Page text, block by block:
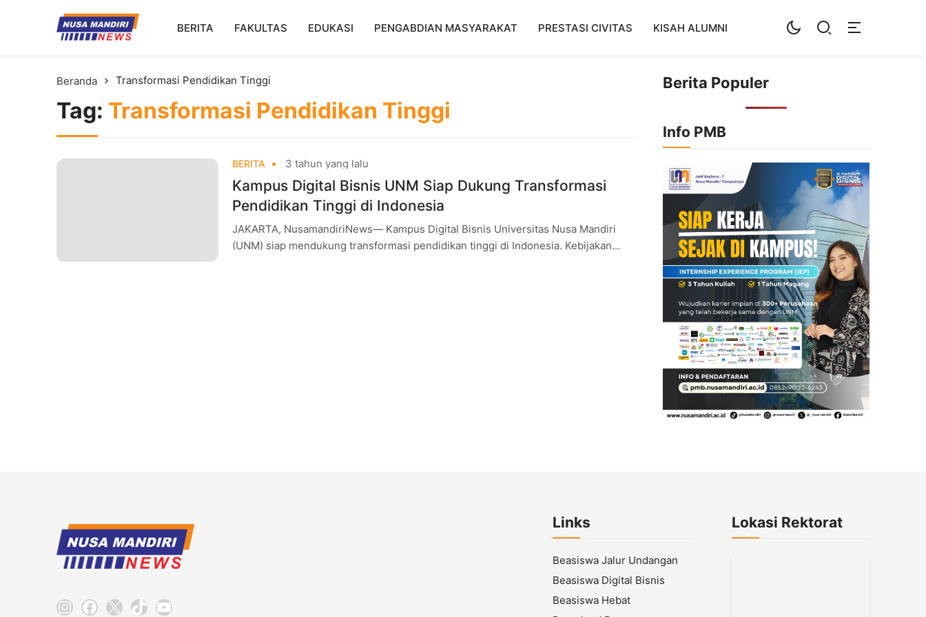
Kampus Digital Bisnis
Universitas Nusa Mandiri
BERITA FAKULTAS EDUKASI PENGABDIAN MASYARAKAT PRESTASI CIVITAS KISAH ALUMNI
Beranda Transformasi Pendidikan Tinggi
Tag: Transformasi Pendidikan Tinggi
BERITA 3 tahun yang lalu
Kampus Digital Bisnis UNM Siap Dukung Transformasi
Pendidikan Tinggi di Indonesia
JAKARTA, NusamandiriNews— Kampus Digital Bisnis Universitas Nusa Mandiri
(UNM) siap mendukung transformasi pendidikan tinggi di Indonesia. Kebijakan
Berita Populer
Info PMB
Instagram
Facebook
X TikTokYouTube
Links
Beasiswa Jalur Undangan
Beasiswa Digital Bisnis
Beasiswa Hebat
Lokasi Rektorat